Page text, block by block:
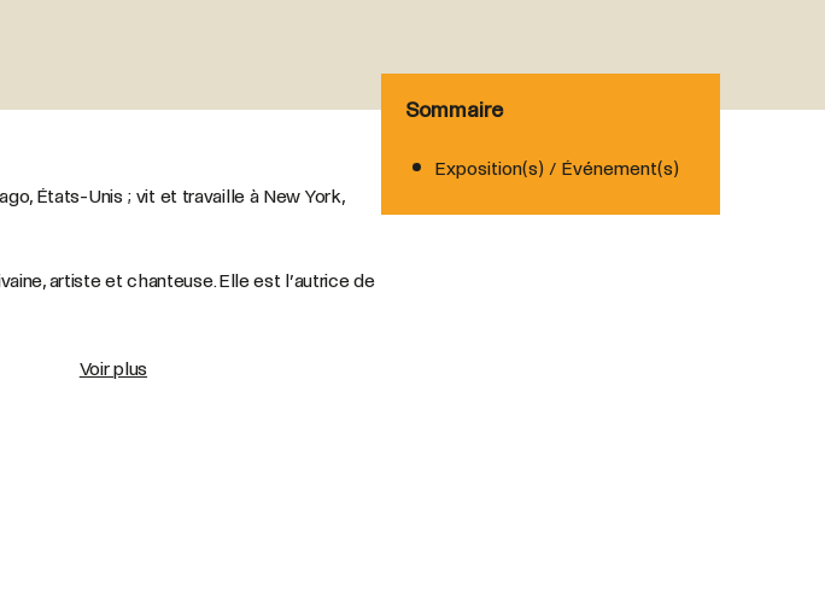
États-Unis ; vit et travaille à New York,
artiste et chanteuse. Elle est l’autrice de
Voir plus
Sommaire
Exposition(s) / Événement(s)